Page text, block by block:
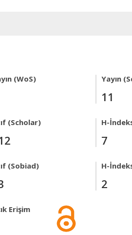
(WoS) Yayın
11
(Scholar) H-
7
(Sobiad) H-
2
Erişim